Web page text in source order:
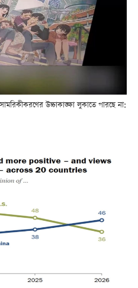
উচ্চাকাঙ্ক্ষা লুকাতে পারছে না: